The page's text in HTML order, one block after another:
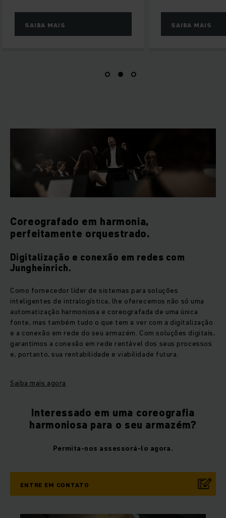
Coreografado em harmonia,
perfeitamente orquestrado.
Digitalização e conexão em redes com
Jungheinrich.
Como fornecedor líder de sistemas para soluções
inteligentes de intralogística, lhe oferecemos não só uma
automatização harmoniosa e coreografada de uma única
fonte, mas também tudo o que tem a ver com a digitalização
e a conexão em rede do seu armazém. Com soluções digitais,
garantimos a conexão em rede rentável dos seus processos
e, portanto, sua rentabilidade e viabilidade futura.
Saiba mais agora
Interessado em uma coreografia
harmoniosa para o seu armazém?
Permita-nos assessorá-lo agora.
ENTRE EM CONTATO